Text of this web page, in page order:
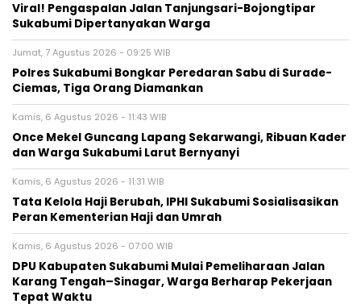
Viral! Pengaspalan Jalan Tanjungsari-Bojongtipar
Sukabumi Dipertanyakan Warga
Jumat, 7 Agustus 2026 - 09:25 WIB
Polres Sukabumi Bongkar Peredaran Sabu di Surade-
Ciemas, Tiga Orang Diamankan
Kamis, 6 Agustus 2026 - 11:43 WIB
Once Mekel Guncang Lapang Sekarwangi, Ribuan Kader
dan Warga Sukabumi Larut Bernyanyi
Kamis, 6 Agustus 2026 - 11:31 WIB
Tata Kelola Haji Berubah, IPHI Sukabumi Sosialisasikan
Peran Kementerian Haji dan Umrah
Kamis, 6 Agustus 2026 - 07:00 WIB
‎DPU Kabupaten Sukabumi Mulai Pemeliharaan Jalan
Karang Tengah–Sinagar, Warga Berharap Pekerjaan
Tepat Waktu